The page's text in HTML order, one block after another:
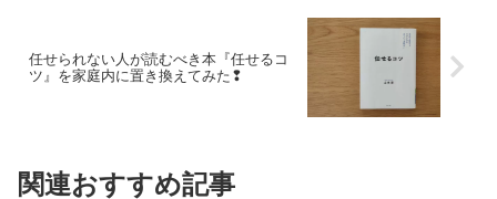
任せられない人が読むべき本『任せるコ
ツ』を家庭内に置き換えてみた❢
関連おすすめ記事